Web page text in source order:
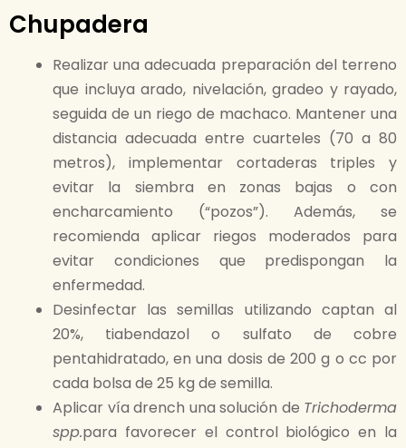
Chupadera
Realizar una adecuada preparación del terreno
que incluya arado, nivelación, gradeo y rayado,
seguida de un riego de machaco. Mantener una
distancia adecuada entre cuarteles (70 a 80
metros), implementar cortaderas triples y
evitar la siembra en zonas bajas o con
encharcamiento (“pozos”). Además, se
recomienda aplicar riegos moderados para
evitar condiciones que predispongan la
enfermedad.
Desinfectar las semillas utilizando captan al
20%, tiabendazol o sulfato de cobre
pentahidratado, en una dosis de 200 g o cc por
cada bolsa de 25 kg de semilla.
Aplicar vía drench una solución de Trichoderma
spp.para favorecer el control biológico en la